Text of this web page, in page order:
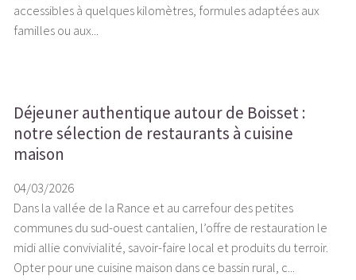
accessibles à quelques kilomètres, formules adaptées aux
familles ou aux...
Déjeuner authentique autour de Boisset :
notre sélection de restaurants à cuisine
maison
04/03/2026
Dans la vallée de la Rance et au carrefour des petites
communes du sud-ouest cantalien, l’offre de restauration le
midi allie convivialité, savoir-faire local et produits du terroir.
Opter pour une cuisine maison dans ce bassin rural, c...